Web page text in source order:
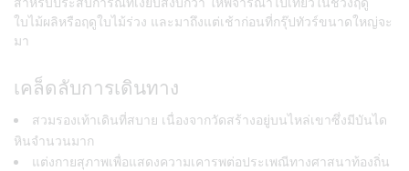
ใบไม้ผลิหรือฤดูใบไม้ร่วง และมาถึงแต่เช้าก่อนที่กรุ๊ปทัวร์ขนาดใหญ่จะ
มา
เคล็ดลับการเดินทาง
สวมรองเท้าเดินที่สบาย เนื่องจากวัดสร้างอยู่บนไหล่เขาซึ่งมีบันได
หินจำนวนมาก
แต่งกายสุภาพเพื่อแสดงความเคารพต่อประเพณีทางศาสนาท้องถิ่น